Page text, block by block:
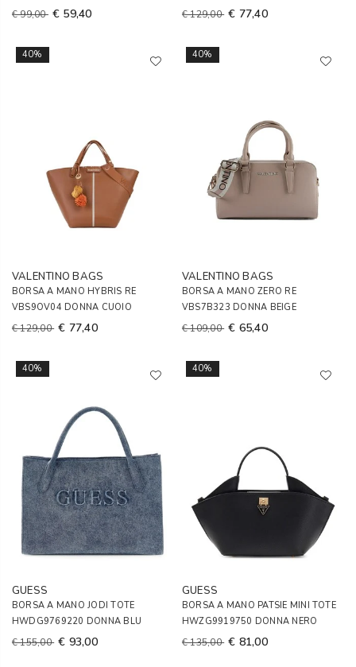
€ 99,00 € 59,40 € 129,00 € 77,40
40%
VALENTINO BAGS
BORSA A MANO HYBRIS RE
VBS9OV04 DONNA CUOIO
€ 129,00 € 77,40
40%
VALENTINO BAGS
BORSA A MANO ZERO RE
VBS7B323 DONNA BEIGE
€ 109,00 € 65,40
40%
GUESS
BORSA A MANO JODI TOTE
HWDG9769220 DONNA BLU
€ 155,00 € 93,00
40%
GUESS
BORSA A MANO PATSIE MINI TOTE
HWZG9919750 DONNA NERO
€ 135,00 € 81,00